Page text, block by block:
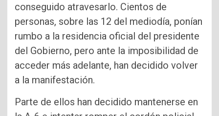
conseguido atravesarlo. Cientos de
personas, sobre las 12 del mediodía, ponían
rumbo a la residencia oficial del presidente
del Gobierno, pero ante la imposibilidad de
acceder más adelante, han decidido volver
a la manifestación.
Parte de ellos han decidido mantenerse en